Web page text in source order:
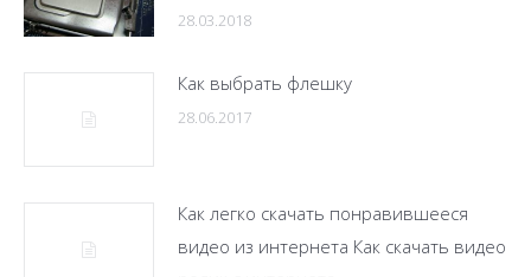
28.03.2018
Как выбрать флешку
28.06.2017
Как легко скачать понравившееся
видео из интернета Как скачать видео